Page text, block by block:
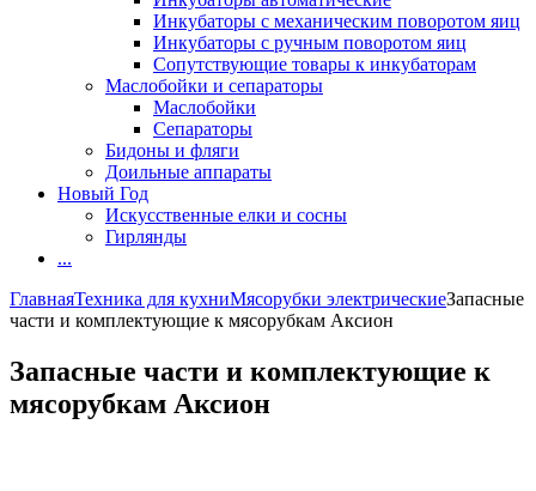
Инкубаторы с механическим поворотом яиц
Инкубаторы с ручным поворотом яиц
Сопутствующие товары к инкубаторам
Маслобойки и сепараторы
Маслобойки
Сепараторы
Бидоны и фляги
Доильные аппараты
Новый Год
Искусственные елки и сосны
Гирлянды
...
ГлавнаяТехника для кухниМясорубки электрическиеЗапасные
части и комплектующие к мясорубкам Аксион
Запасные части и комплектующие к
мясорубкам Аксион